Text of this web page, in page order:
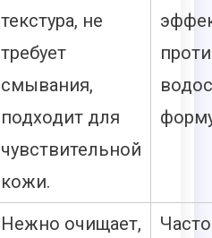
текстура, не
требует
смывания,
подходит для
чувствительной
кожи.
Нежно очищает,